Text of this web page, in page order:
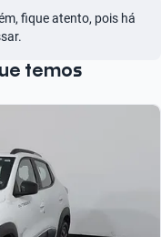
fique atento, pois há
temos